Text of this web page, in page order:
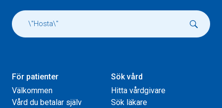
För patienter
Välkommen
Vård du betalar själv
Sök vård
Hitta vårdgivare
Sök läkare